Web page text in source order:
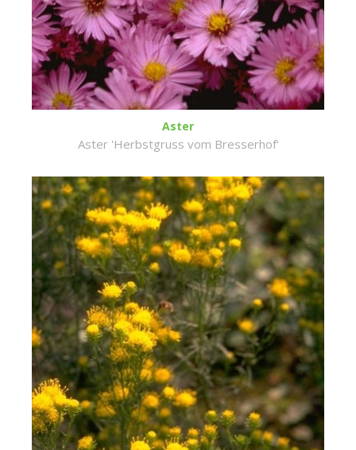
Aster
Aster 'Herbstgruss vom Bresserhof'